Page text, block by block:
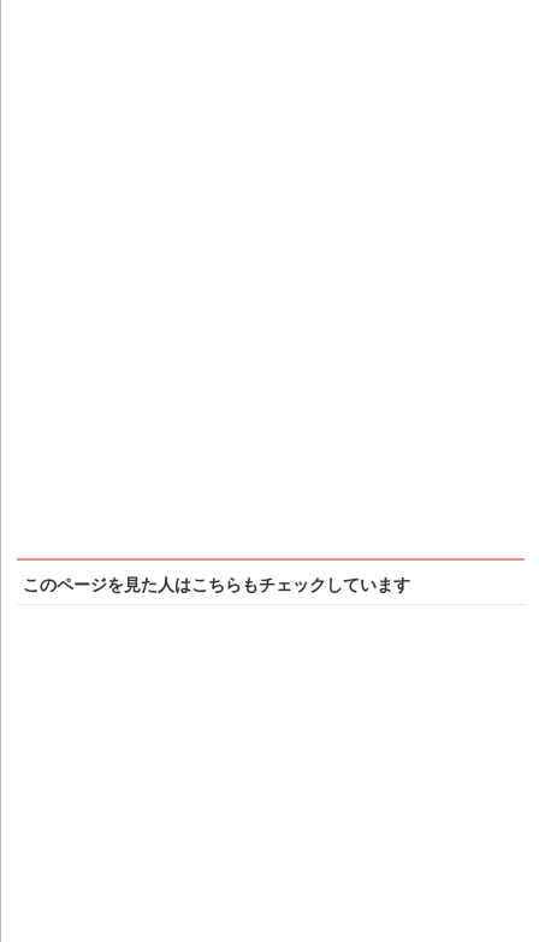
このページを見た人はこちらもチェックしています